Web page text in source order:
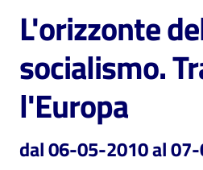
Cosa
puoi
fare
Scopri
Salta al contenuto
L'orizzonte
socialismo.
l'Europa
dal 06-05-2010 al